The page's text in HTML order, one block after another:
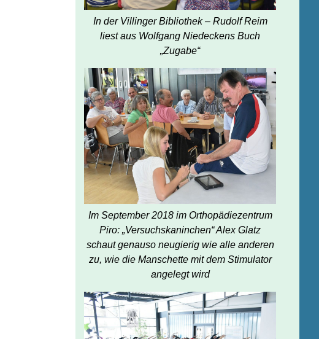
In der Villinger Bibliothek – Rudolf Reim
liest aus Wolfgang Niedeckens Buch
„Zugabe“
Im September 2018 im Orthopädiezentrum
Piro: „Versuchskaninchen“ Alex Glatz
schaut genauso neugierig wie alle anderen
zu, wie die Manschette mit dem Stimulator
angelegt wird